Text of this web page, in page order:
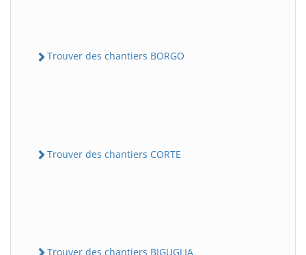
Trouver des chantiers BORGO
Trouver des chantiers CORTE
Trouver des chantiers BIGUGLIA